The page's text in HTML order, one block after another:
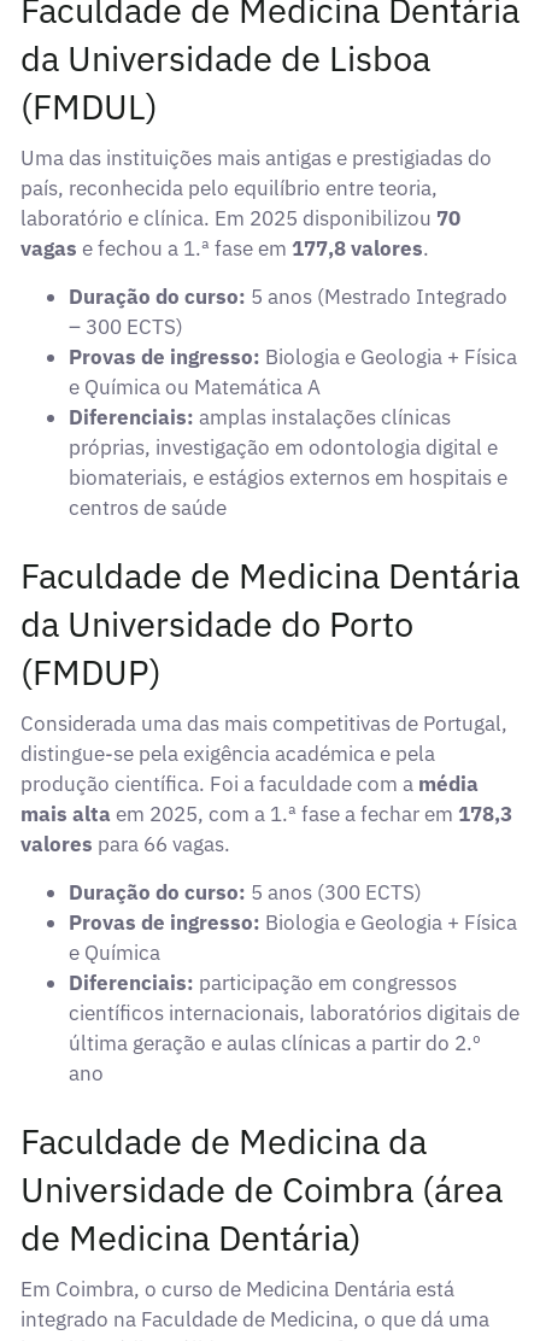
Faculdade de Medicina Dentária
da Universidade de Lisboa
(FMDUL)
Uma das instituições mais antigas e prestigiadas do
país, reconhecida pelo equilíbrio entre teoria,
laboratório e clínica. Em 2025 disponibilizou 70
vagas e fechou a 1.ª fase em 177,8 valores.
Duração do curso: 5 anos (Mestrado Integrado
– 300 ECTS)
Provas de ingresso: Biologia e Geologia + Física
e Química ou Matemática A
Diferenciais: amplas instalações clínicas
próprias, investigação em odontologia digital e
biomateriais, e estágios externos em hospitais e
centros de saúde
Faculdade de Medicina Dentária
da Universidade do Porto
(FMDUP)
Considerada uma das mais competitivas de Portugal,
distingue-se pela exigência académica e pela
produção científica. Foi a faculdade com a média
mais altaem 2025, com a 1.ª fase a fechar em 178,3
valores para 66 vagas.
Duração do curso: 5 anos (300 ECTS)
Provas de ingresso: Biologia e Geologia + Física
e Química
Diferenciais: participação em congressos
científicos internacionais, laboratórios digitais de
última geração e aulas clínicas a partir do 2.º
ano
Faculdade de Medicina da
Universidade de Coimbra (área
de Medicina Dentária)
Em Coimbra, o curso de Medicina Dentária está
integrado na Faculdade de Medicina, o que dá uma